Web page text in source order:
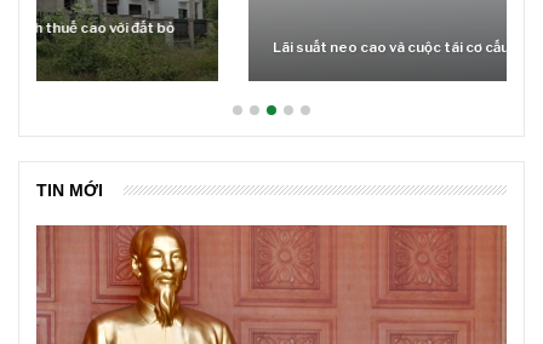
Lãi suất neo cao và cuộc tái cơ cấu trên thị trường BĐS
TIN MỚI